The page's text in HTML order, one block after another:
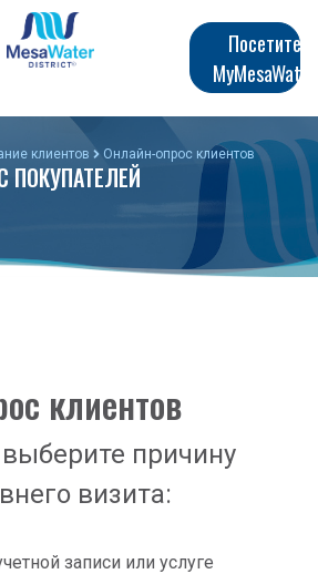
меню
Посетите
MyMesaWater
клиентов Онлайн-опрос клиентов
ПОКУПАТЕЛЕЙ
клиентов
причину
визита:
записи или услуге